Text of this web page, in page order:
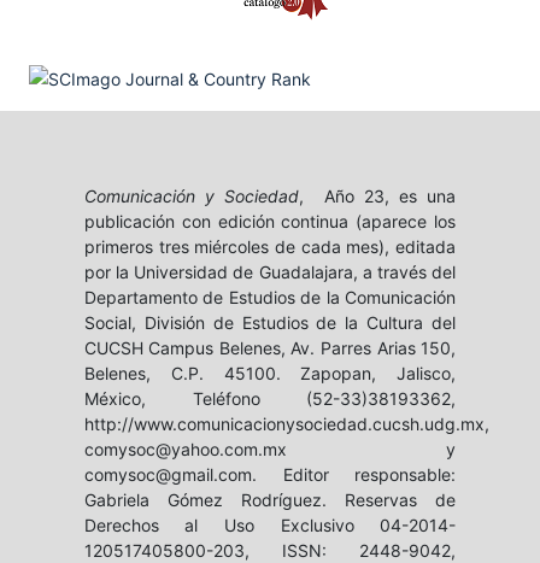
Comunicación y Sociedad, Año 23, es una
publicación con edición continua (aparece los
primeros tres miércoles de cada mes), editada
por la Universidad de Guadalajara, a través del
Departamento de Estudios de la Comunicación
Social, División de Estudios de la Cultura del
CUCSH Campus Belenes, Av. Parres Arias 150,
Belenes, C.P. 45100. Zapopan, Jalisco,
México, Teléfono (52-33)38193362,
http://www.comunicacionysociedad.cucsh.udg.mx,
comysoc@yahoo.com.mx y
comysoc@gmail.com. Editor responsable:
Gabriela Gómez Rodríguez. Reservas de
Derechos al Uso Exclusivo 04-2014-
120517405800-203, ISSN: 2448-9042,